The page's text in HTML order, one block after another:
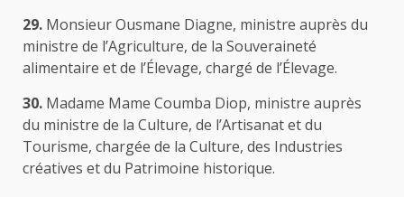
29. Monsieur Ousmane Diagne, ministre auprès du
ministre de l’Agriculture, de la Souveraineté
alimentaire et de l’Élevage, chargé de l’Élevage.
30. Madame Mame Coumba Diop, ministre auprès
du ministre de la Culture, de l’Artisanat et du
Tourisme, chargée de la Culture, des Industries
créatives et du Patrimoine historique.